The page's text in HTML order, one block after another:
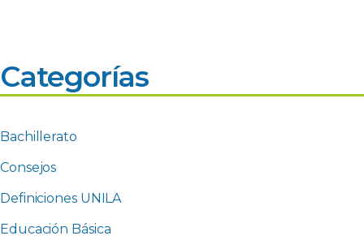
Categorías
Bachillerato
Consejos
Definiciones UNILA
Educación Básica